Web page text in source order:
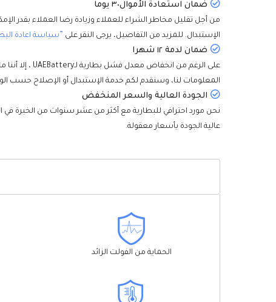
ضمان استعادة الأموال٣٠ يوما
الإستبدال. للمزيد من التفاصيل، يرجى النقر على
”سياسة اعادة
ضمان لدمة ١٢ شهرا
المعلومات لنا، وسنقدم لكم خدمة الإستبدال أو الإصلاح حسب
الجودة العالية والسعر المنخفض
نحن مورد احترافي للبطارية مع أكثر من عشر سنوات من الخبرة في
عالية الجودة بأسعار معقولة.
الحماية من الفولت الزائد